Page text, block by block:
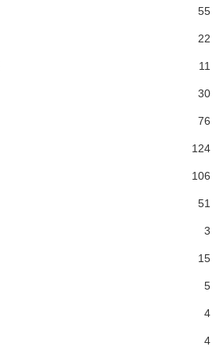
55
22
11
30
76
124
106
51
3
15
5
4
4